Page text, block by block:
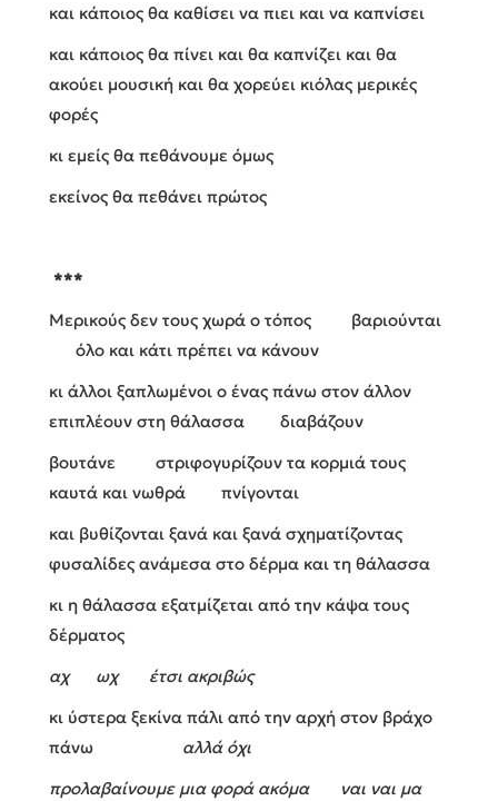
και κάποιος θα καθίσει να πιει και να καπνίσει
και κάποιος θα πίνει και θα καπνίζει και θα
ακούει μουσική και θα χορεύει κιόλας μερικές
φορές
κι εμείς θα πεθάνουμε όμως
εκείνος θα πεθάνει πρώτος
***
Μερικούς δεν τους χωρά ο τόπος βαριούνται
όλο και κάτι πρέπει να κάνουν
κι άλλοι ξαπλωμένοι ο ένας πάνω στον άλλον
επιπλέουν στη θάλασσα διαβάζουν
βουτάνε στριφογυρίζουν τα κορμιά τους
καυτά και νωθρά πνίγονται
και βυθίζονται ξανά και ξανά σχηματίζοντας
φυσαλίδες ανάμεσα στο δέρμα και τη θάλασσα
κι η θάλασσα εξατμίζεται από την κάψα τους
δέρματος
αχ ωχ έτσι ακριβώς
κι ύστερα ξεκίνα πάλι από την αρχή στον βράχο
πάνω αλλά όχι
προλαβαίνουμε μια φορά ακόμα ναι ναι μα